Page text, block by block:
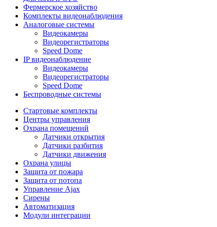
Фермерское хозяйство
Комплекты видеонаблюдения
Аналоговые системы
Видеокамеры
Видеорегистраторы
Speed Dome
IP видеонаблюдение
Видеокамеры
Видеорегистраторы
Speed Dome
Беспроводные системы
Стартовые комплекты
Центры управления
Охрана помещений
Датчики открытия
Датчики разбития
Датчики движения
Охрана улицы
Защита от пожара
Защита от потопа
Управление Ajax
Сирены
Автоматизация
Модули интеграции